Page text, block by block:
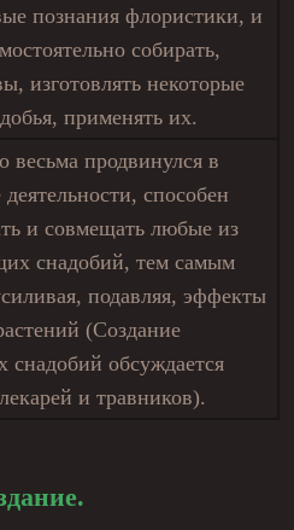
познания флористики, и
собирать,
изготовлять некоторые
применять их.
весьма продвинулся в
способен
и совмещать любые из
снадобий, тем самым
подавляя, эффекты
(Создание
снадобий обсуждается
и травников).